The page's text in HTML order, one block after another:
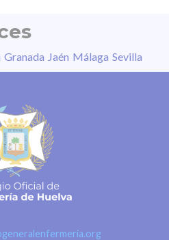
Granada Jaén Málaga Sevilla